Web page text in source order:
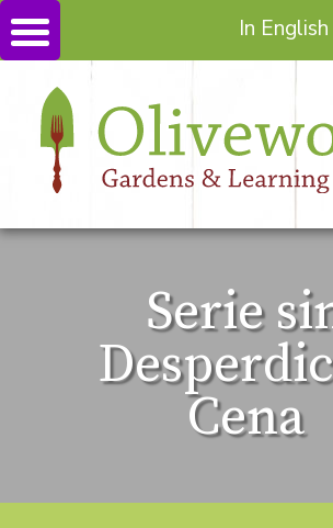
In English
Serie
Cena